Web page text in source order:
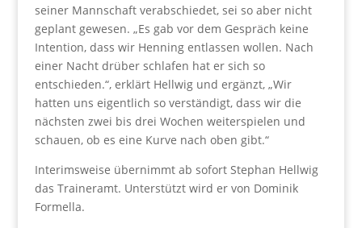
seiner Mannschaft verabschiedet, sei so aber nicht
geplant gewesen. „Es gab vor dem Gespräch keine
Intention, dass wir Henning entlassen wollen. Nach
einer Nacht drüber schlafen hat er sich so
entschieden.“, erklärt Hellwig und ergänzt, „Wir
hatten uns eigentlich so verständigt, dass wir die
nächsten zwei bis drei Wochen weiterspielen und
schauen, ob es eine Kurve nach oben gibt.“
Interimsweise übernimmt ab sofort Stephan Hellwig
das Traineramt. Unterstützt wird er von Dominik
Formella.